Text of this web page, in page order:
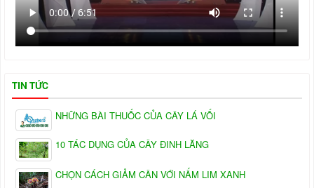
TIN TỨC
NHỮNG BÀI THUỐC CỦA CÂY LÁ VỐI
10 TÁC DỤNG CỦA CÂY ĐINH LĂNG
CHỌN CÁCH GIẢM CÂN VỚI NẤM LIM XANH